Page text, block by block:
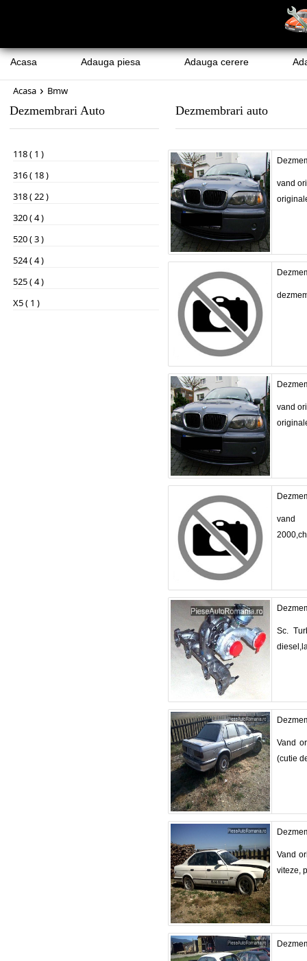
Acasa Adauga piesa Adauga cerere
Acasa › Bmw
Dezmembrari Auto
118 ( 1 )
316 ( 18 )
318 ( 22 )
320 ( 4 )
520 ( 3 )
524 ( 4 )
525 ( 4 )
X5 ( 1 )
Dezmembrari auto
vand
vand
Sc.
Vand
(cutie
Vand
viteze,